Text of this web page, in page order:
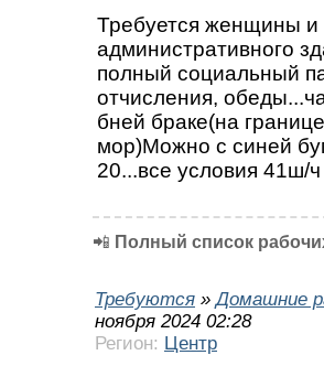
Требуется женщины
административного
полный социальный
отчисления,
бней браке(на
мор)Можно с синей
20...все условия 41ш/
📲 Полный список
Требуются »Домашние
ноября 2024 02:28
Регион: Центр